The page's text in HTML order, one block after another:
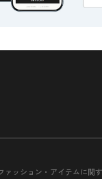
ァッション・アイテムに関